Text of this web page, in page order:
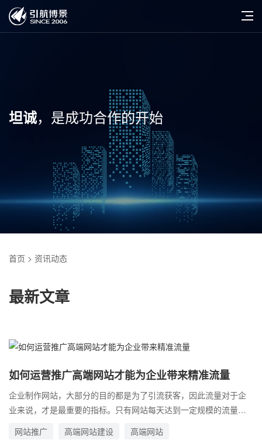
坦诚，是成功合作的开始
首页 > 资讯动态
最新文章
如何运营推广高端网站才能为企业带来精准流量
企业制作网站，大部分的目的都是为了引流获客，因此流量对于企
业来说，才是最重要的指标。只有网站每天达到一定规模的流量，
大越好，但是转化比例才是关键，如果转化比例过低，说明很多都
网站推广 高端网站建设 高端网站